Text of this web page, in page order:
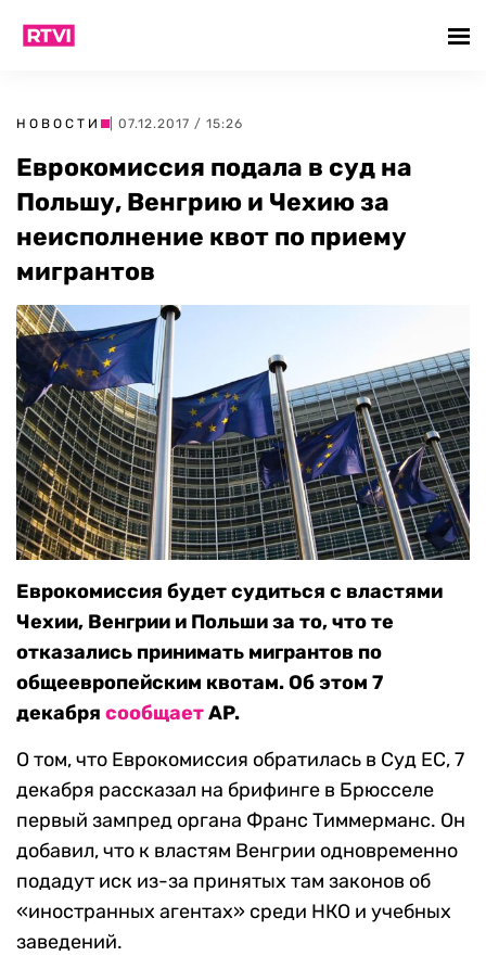
НОВОСТИ | 07.12.2017 / 15:26
Еврокомиссия подала в суд на
Польшу, Венгрию и Чехию за
неисполнение квот по приему
мигрантов
Еврокомиссия будет судиться с властями
Чехии, Венгрии и Польши за то, что те
отказались принимать мигрантов по
общеевропейским квотам. Об этом 7
декабря сообщаетAP.
О том, что Еврокомиссия обратилась в Суд ЕС, 7
декабря рассказал на брифинге в Брюсселе
первый зампред органа Франс Тиммерманс. Он
добавил, что к властям Венгрии одновременно
подадут иск из-за принятых там законов об
«иностранных агентах» среди НКО и учебных
заведений.